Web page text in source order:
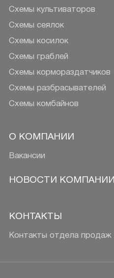
Схемы культиваторов
Схемы сеялок
Схемы косилок
Схемы граблей
Схемы кормораздатчиков
Схемы разбрасывателей
Схемы комбайнов
О КОМПАНИИ
Вакансии
НОВОСТИ КОМПАНИИ
КОНТАКТЫ
Контакты отдела продаж